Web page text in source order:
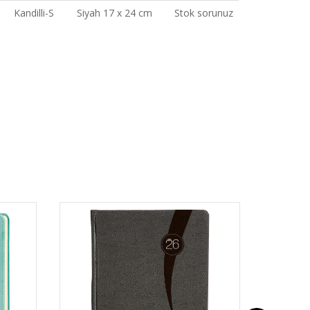
Kandilli-S Siyah 17 x 24 cm Stok sorunuz